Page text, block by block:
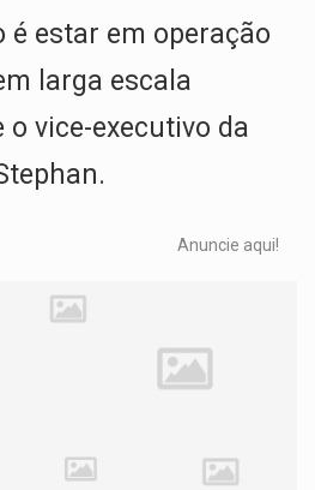
é estar em operação
larga escala
o vice-executivo da
Anuncie aqui!